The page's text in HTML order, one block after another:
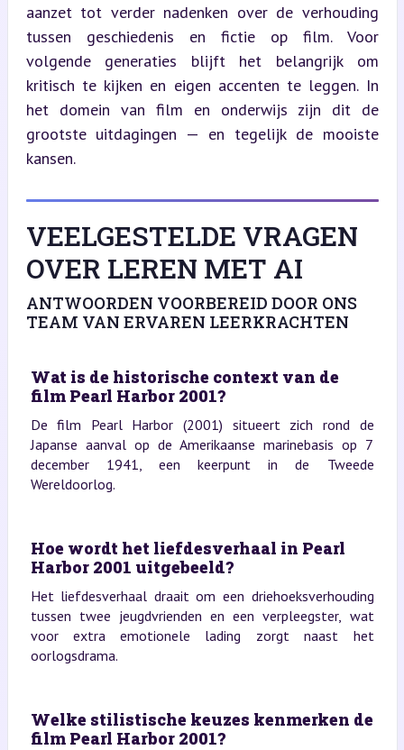
aanzet tot verder nadenken over de verhouding
tussen geschiedenis en fictie op film. Voor
volgende generaties blijft het belangrijk om
kritisch te kijken en eigen accenten te leggen. In
het domein van film en onderwijs zijn dit de
grootste uitdagingen — en tegelijk de mooiste
kansen.
VEELGESTELDE VRAGEN
OVER LEREN MET AI
ANTWOORDEN VOORBEREID DOOR ONS
TEAM VAN ERVAREN LEERKRACHTEN
Wat is de historische context van de
film Pearl Harbor 2001?
De film Pearl Harbor (2001) situeert zich rond de
Japanse aanval op de Amerikaanse marinebasis op 7
december 1941, een keerpunt in de Tweede
Wereldoorlog.
Hoe wordt het liefdesverhaal in Pearl
Harbor 2001 uitgebeeld?
Het liefdesverhaal draait om een driehoeksverhouding
tussen twee jeugdvrienden en een verpleegster, wat
voor extra emotionele lading zorgt naast het
oorlogsdrama.
Welke stilistische keuzes kenmerken de
film Pearl Harbor 2001?